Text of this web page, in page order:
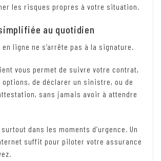
les risques propres à votre situation.
au quotidien
ligne ne s’arrête pas à la signature.
vous permet de suivre votre contrat,
de déclarer un sinistre, ou de
sans jamais avoir à attendre
dans les moments d’urgence. Un
suffit pour piloter votre assurance